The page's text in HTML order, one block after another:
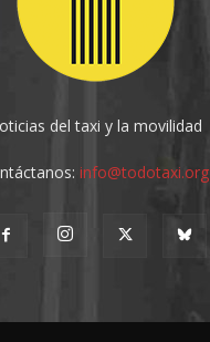
del taxi y la movilidad
info@todotaxi.org